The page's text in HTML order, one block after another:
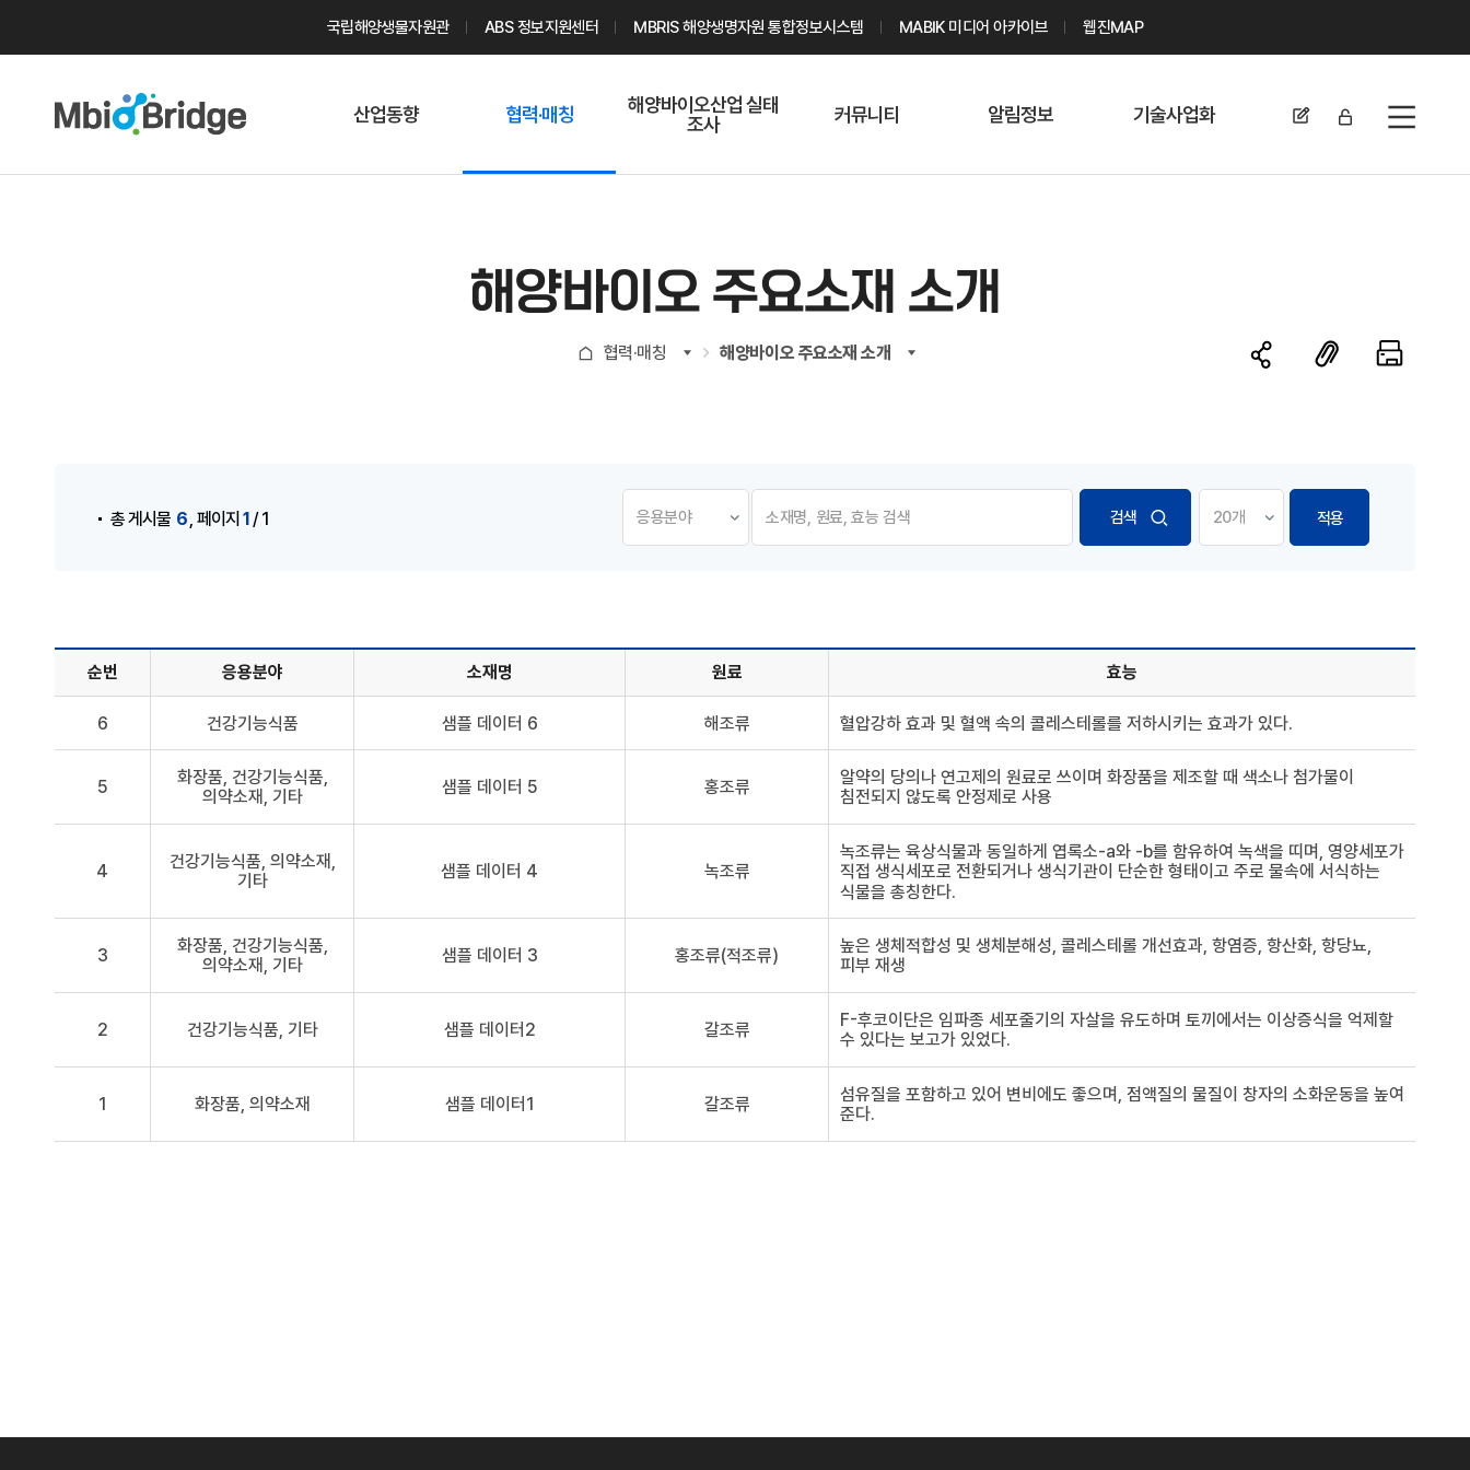
국립해양생물자원관 ABS 정보지원센터 MBRIS 해양생명자원 통합정보시스템 MABIK 미디어 아카이브 웹진MAP
전체메뉴
산업동향 협력·매칭
기업 공동연구
해양바이오산업 실태
조사
커뮤니티
지식포럼
해양바이오
기업현황
알림정보
채용정보
기술사업화
해양바이오 주요소재 소개
협력·매칭 해양바이오 주요소재 소개
총 게시물 6 ,페이지1/ 1 적용
해양바이오소재 DB - 순번, 응용분야, 소재명, 원료, 효능 정보제공
순번 응용분야 소재명 원료 효능
6 건강기능식품 샘플 데이터 6 해조류 혈압강하 효과 및 혈액 속의 콜레스테롤를 저하시키는 효과가 있다.
5
화장품, 건강기능식품,
의약소재, 기타
샘플 데이터 5 홍조류
알약의 당의나 연고제의 원료로 쓰이며 화장품을 제조할 때 색소나 첨가물이
침전되지 않도록 안정제로 사용
4
건강기능식품, 의약소재,
기타
샘플 데이터 4 녹조류
녹조류는 육상식물과 동일하게 엽록소-a와 -b를 함유하여 녹색을 띠며, 영양세포가
직접 생식세포로 전환되거나 생식기관이 단순한 형태이고 주로 물속에 서식하는
식물을 총칭한다.
3
화장품, 건강기능식품,
의약소재, 기타
샘플 데이터 3 홍조류(적조류)
높은 생체적합성 및 생체분해성, 콜레스테롤 개선효과, 항염증, 항산화, 항당뇨,
피부 재생
2 건강기능식품, 기타 샘플 데이터2 갈조류
F-후코이단은 임파종 세포줄기의 자살을 유도하며 토끼에서는 이상증식을 억제할
수 있다는 보고가 있었다.
1 화장품, 의약소재 샘플 데이터1 갈조류
섬유질을 포함하고 있어 변비에도 좋으며, 점액질의 물질이 창자의 소화운동을 높여
준다.